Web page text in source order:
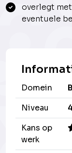
overlegt
eventuele
Domein
Niveau
Kans op
werk